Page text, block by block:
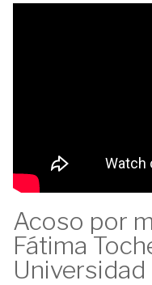
Acoso por
Fátima
Universidad